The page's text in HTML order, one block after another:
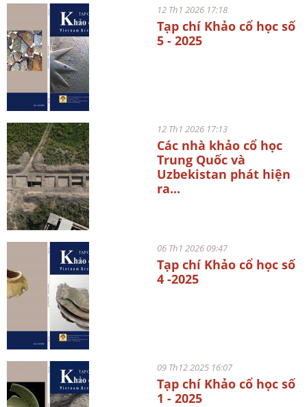
12 Th1 2026 17:18
Tạp chí Khảo cổ học số
5 - 2025
12 Th1 2026 17:13
Các nhà khảo cổ học
Trung Quốc và
Uzbekistan phát hiện
ra...
06 Th1 2026 09:47
Tạp chí Khảo cổ học số
4 -2025
09 Th12 2025 16:07
Tạp chí Khảo cổ học số
1 - 2025